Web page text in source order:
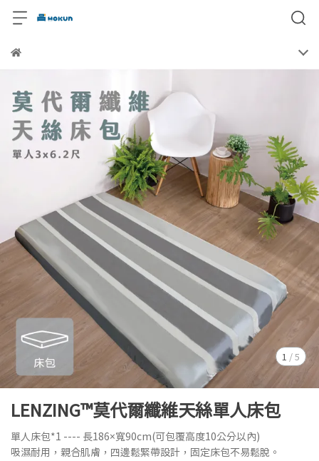
1 /5
LENZING™莫代爾纖維天絲單人床包
單人床包*1 ---- 長186×寬90cm(可包覆高度10公分以內)
吸濕耐用，親合肌膚，四邊鬆緊帶設計，固定床包不易鬆脫。